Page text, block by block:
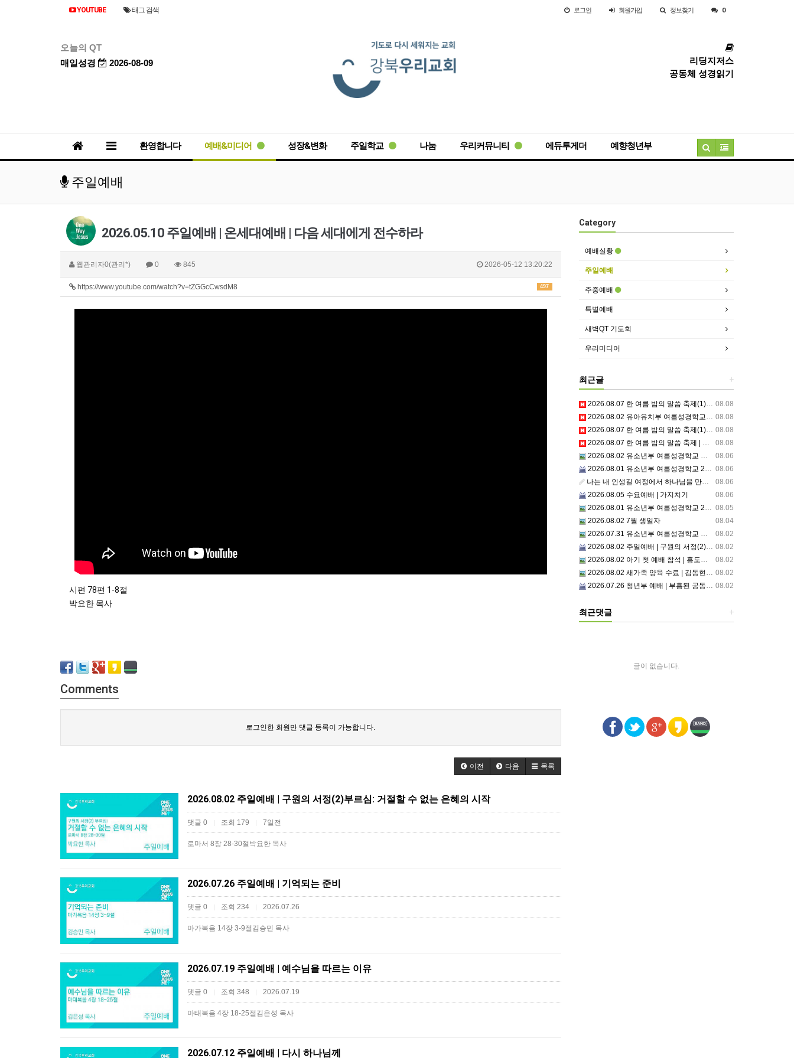
YOUTUBE 태그 검색 로그인 회원가입 정보찾기 0
오늘의 QT
매일성경
2026-08-09
리딩지저스
공동체 성경읽기
환영합니다 예배&미디어 성장&변화 주일학교 나눔 우리커뮤니티 에듀투게더 예향청년부
주일예배
2026.05.10 주일예배 | 온세대예배 | 다음 세대에게 전수하라
웹관리자0(관리*) 0 845 2026-05-12 13:20:22
497
https://www.youtube.com/watch?v=tZGGcCwsdM8
시편 78편 1-8절
박요한 목사
Comments
로그인한 회원만 댓글 등록이 가능합니다.
이전 다음 목록
2026.08.02 주일예배 | 구원의 서정(2)부르심: 거절할 수 없는 은혜의 시작
댓글 0 | 조회 179 | 7일전
로마서 8장 28-30절박요한 목사
2026.07.26 주일예배 | 기억되는 준비
댓글 0 | 조회 234 | 2026.07.26
마가복음 14장 3-9절김승민 목사
2026.07.19 주일예배 | 예수님을 따르는 이유
댓글 0 | 조회 348 | 2026.07.19
마태복음 4장 18-25절김은성 목사
2026.07.12 주일예배 | 다시 하나님께
Category
예배실황
주일예배
주중예배
특별예배
새벽QT 기도회
우리미디어
+
최근글
08.08
2026.08.07 한 여름 밤의 말씀 축제(1) | 믿음교구 특송
08.08
2026.08.02 유아유치부 여름성경학교 3일차
08.08
2026.08.07 한 여름 밤의 말씀 축제(1) | 믿음교구 스케치
08.08
2026.08.07 한 여름 밤의 말씀 축제 | 주의 거룩한 이름을 위하여 기도합시다
08.06
2026.08.02 유소년부 여름성경학교 셋째날,주일예배
08.06
2026.08.01 유소년부 여름성경학교 2일차 저녁집회 예배 실황
08.06
나는 내 인생길 여정에서 하나님을 만났는가? 그렇다면 나의 삶은 어떠한가? 자신을 돌아 봅니다.
08.06
2026.08.05 수요예배 | 가지치기
08.05
2026.08.01 유소년부 여름성경학교 2일차
08.04
2026.08.02 7월 생일자
08.02
2026.07.31 유소년부 여름성경학교 첫째날
08.02
2026.08.02 주일예배 | 구원의 서정(2)부르심: 거절할 수 없는 은혜의 시작
08.02
2026.08.02 아기 첫 예배 참석 | 홍도영, 홍찬영 아기(홍석진, 임자현 집사 가정)
08.02
2026.08.02 새가족 양육 수료 | 김동현, 박현정 성도
08.02
2026.07.26 청년부 예배 | 부흥된 공동체4: 세상 앞에서1
+
최근댓글
글이 없습니다.